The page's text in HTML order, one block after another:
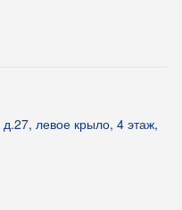
левое крыло, 4 этаж,